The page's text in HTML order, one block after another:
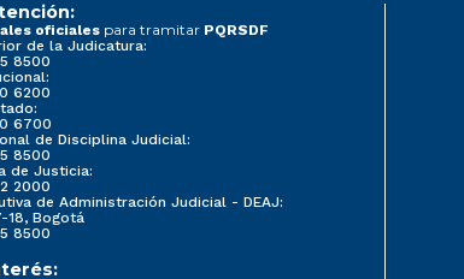
oficiales para tramitar PQRSDF
de la Judicatura:
8500
6200
6700
de Disciplina Judicial:
8500
de Justicia:
2000
de Administración Judicial - DEAJ:
18, Bogotá
8500